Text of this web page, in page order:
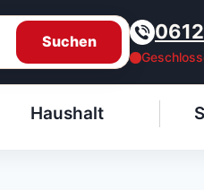
Suchen
Haushalt